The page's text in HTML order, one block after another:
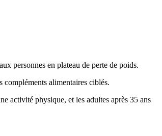
personnes en plateau de perte de poids.
compléments alimentaires ciblés.
activité physique, et les adultes après 35 ans